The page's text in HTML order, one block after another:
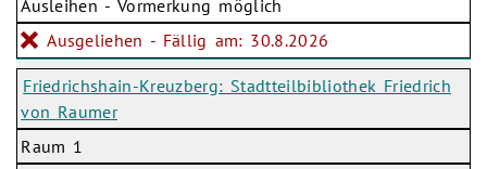
Ausleihen - Vormerkung möglich
Ausgeliehen - Fällig am: 30.8.2026
Friedrichshain-Kreuzberg: Stadtteilbibliothek Friedrich
von Raumer
Raum 1